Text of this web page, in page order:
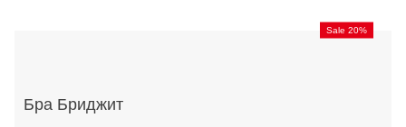
Sale 20%
Бра Бриджит